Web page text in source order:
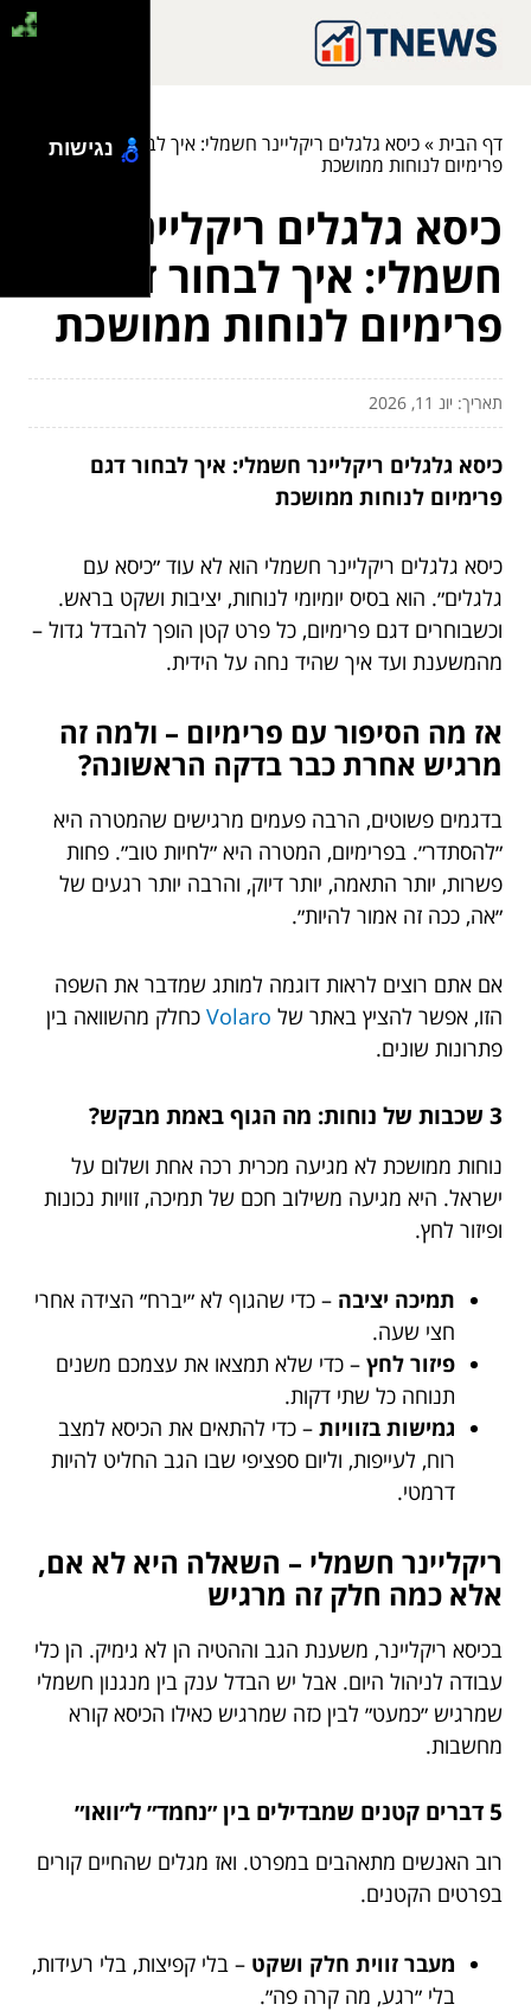
דף הבית»כיסא גלגלים ריקליינר חשמלי: איך לבחור דגם
פרימיום לנוחות ממושכת
כיסא גלגלים ריקליינר
חשמלי: איך לבחור דגם
פרימיום לנוחות ממושכת
תאריך: יונ 11, 2026
כיסא גלגלים ריקליינר חשמלי: איך לבחור דגם
פרימיום לנוחות ממושכת
כיסא גלגלים ריקליינר חשמלי הוא לא עוד ״כיסא עם
גלגלים״. הוא בסיס יומיומי לנוחות, יציבות ושקט בראש.
וכשבוחרים דגם פרימיום, כל פרט קטן הופך להבדל גדול –
מהמשענת ועד איך שהיד נחה על הידית.
אז מה הסיפור עם פרימיום – ולמה זה
מרגיש אחרת כבר בדקה הראשונה?
בדגמים פשוטים, הרבה פעמים מרגישים שהמטרה היא
״להסתדר״. בפרימיום, המטרה היא ״לחיות טוב״. פחות
פשרות, יותר התאמה, יותר דיוק, והרבה יותר רגעים של
״אה, ככה זה אמור להיות״.
אם אתם רוצים לראות דוגמה למותג שמדבר את השפה
הזו, אפשר להציץ באתר של Volaro כחלק מהשוואה בין
פתרונות שונים.
3 שכבות של נוחות: מה הגוף באמת מבקש?
נוחות ממושכת לא מגיעה מכרית רכה אחת ושלום על
ישראל. היא מגיעה משילוב חכם של תמיכה, זוויות נכונות
ופיזור לחץ.
תמיכה יציבה – כדי שהגוף לא ״יברח״ הצידה אחרי
חצי שעה.
פיזור לחץ – כדי שלא תמצאו את עצמכם משנים
תנוחה כל שתי דקות.
גמישות בזוויות – כדי להתאים את הכיסא למצב
רוח, לעייפות, וליום ספציפי שבו הגב החליט להיות
דרמטי.
ריקליינר חשמלי – השאלה היא לא אם,
אלא כמה חלק זה מרגיש
בכיסא ריקליינר, משענת הגב וההטיה הן לא גימיק. הן כלי
עבודה לניהול היום. אבל יש הבדל ענק בין מנגנון חשמלי
שמרגיש ״כמעט״ לבין כזה שמרגיש כאילו הכיסא קורא
מחשבות.
5 דברים קטנים שמבדילים בין ״נחמד״ ל״וואו״
רוב האנשים מתאהבים במפרט. ואז מגלים שהחיים קורים
בפרטים הקטנים.
מעבר זווית חלק ושקט – בלי קפיצות, בלי רעידות,
בלי ״רגע, מה קרה פה״.
נגישות